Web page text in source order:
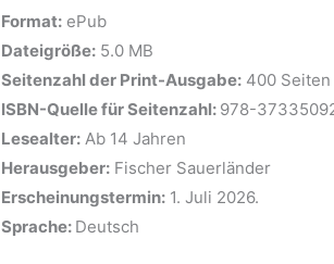
Format: ePub
Dateigröße: ‎5.0 MB
Seitenzahl der Print-Ausgabe: ‎400 Seiten
ISBN-Quelle für Seitenzahl: ‎ 978-
Lesealter: ‎Ab 14 Jahren
Herausgeber: ‎Fischer Sauerländer
Erscheinungstermin: ‎1. Juli 2026.
Sprache: ‎ Deutsch